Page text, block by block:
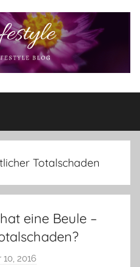
Totalschaden
eine Beule –
2016